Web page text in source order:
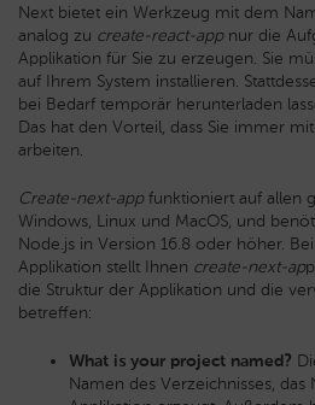
Next bietet ein Werkzeug mit dem
analog zu create-react-appnur die
Applikation für Sie zu erzeugen. Sie
auf Ihrem System installieren.
bei Bedarf temporär herunterladen
Das hat den Vorteil, dass Sie immer
arbeiten.
Create-next-appfunktioniert auf allen
Windows, Linux und MacOS, und
Node.js in Version 16.8 oder höher.
Applikation stellt Ihnen create-next-ap
die Struktur der Applikation und die
betreffen:
What is your project named?
Namen des Verzeichnisses, das